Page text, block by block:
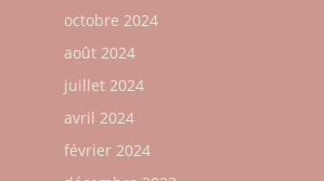
octobre 2024
août 2024
juillet 2024
avril 2024
février 2024